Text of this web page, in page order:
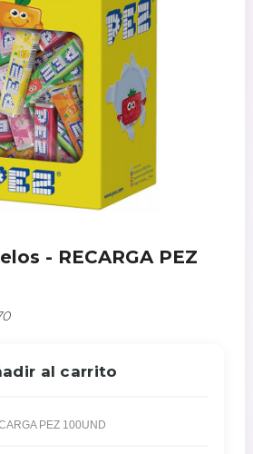
- RECARGA PEZ
al carrito
PEZ 100UND